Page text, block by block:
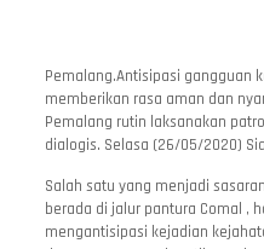
Pemalang.Antisipasi gangguan
memberikan rasa aman dan
Pemalang rutin laksanakan
dialogis. Selasa (26/05/2020)
Salah satu yang menjadi
berada di jalur pantura Comal ,
mengantisipasi kejadian